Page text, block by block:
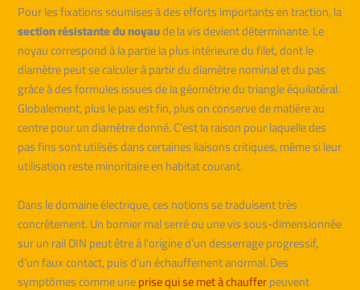
Pour les fixations soumises à des efforts importants en traction, la
section résistante du noyaude la vis devient déterminante. Le
noyau correspond à la partie la plus intérieure du filet, dont le
diamètre peut se calculer à partir du diamètre nominal et du pas
grâce à des formules issues de la géométrie du triangle équilatéral.
Globalement, plus le pas est fin, plus on conserve de matière au
centre pour un diamètre donné. C’est la raison pour laquelle des
pas fins sont utilisés dans certaines liaisons critiques, même si leur
utilisation reste minoritaire en habitat courant.
Dans le domaine électrique, ces notions se traduisent très
concrètement. Un bornier mal serré ou une vis sous-dimensionnée
sur un rail DIN peut être à l’origine d’un desserrage progressif,
d’un faux contact, puis d’un échauffement anormal. Des
symptômes comme uneprise qui se met à chaufferpeuvent